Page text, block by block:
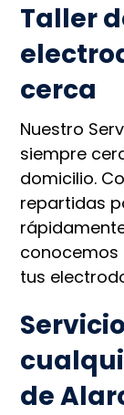
Taller
cerca
Nuestro
siempre
domicilio.
repartidas
conocemos
tus
de